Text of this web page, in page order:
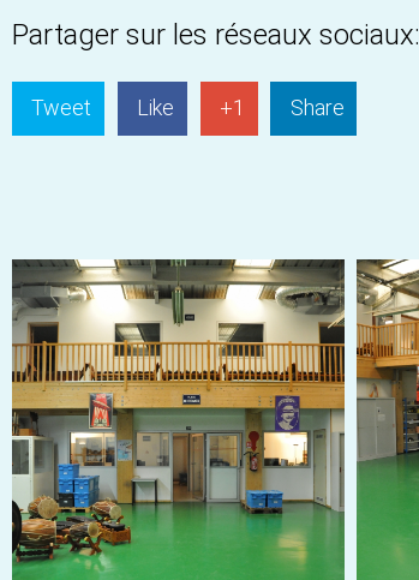
Partager sur les réseaux sociaux:
Tweet Like +1 Share